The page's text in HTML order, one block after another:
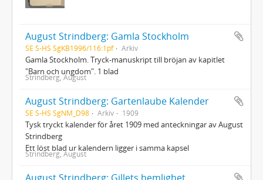
August Strindberg: Gamla Stockholm
SE S-HS SgKB1996/116:1pf Arkiv
Gamla Stockholm. Tryck-manuskript till bröjan av kapitlet
"Barn och ungdom". 1 blad
Strindberg, August
August Strindberg: Gartenlaube Kalender
SE S-HS SgNM_D98 Arkiv 1909
Tysk tryckt kalender för året 1909 med anteckningar av August
Strindberg
Ett löst blad ur kalendern ligger i samma kapsel
Strindberg, August
August Strindberg: Gillets hemlighet